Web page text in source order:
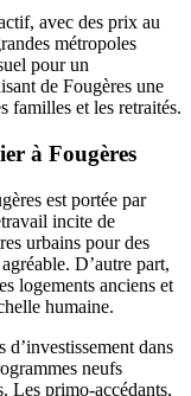
avec des prix au
métropoles
pour un
de Fougères une
familles et les retraités.
à Fougères
est portée par
incite de
urbains pour des
D’autre part,
logements anciens et
humaine.
d’investissement dans
neufs
Les primo-accédants,